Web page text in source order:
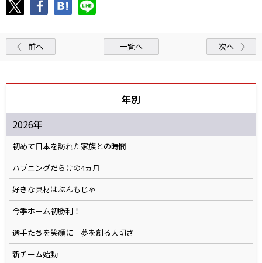
前へ 一覧へ 次へ
年別
2026年
初めて日本を訪れた家族との時間
ハプニングだらけの4ヵ月
好きな具材はぶんもじゃ
今季ホーム初勝利！
選手たちを笑顔に 夢を創る大切さ
新チーム始動